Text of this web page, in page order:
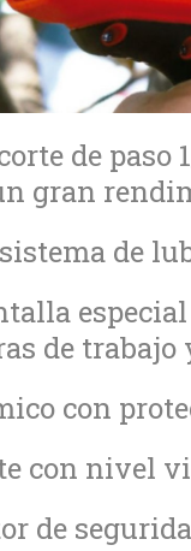
de
gran
de
de
con
con nivel
de